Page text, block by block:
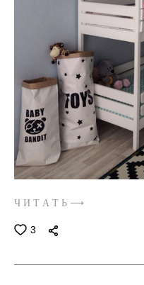
Ч И Т А Т Ь ⟶
3